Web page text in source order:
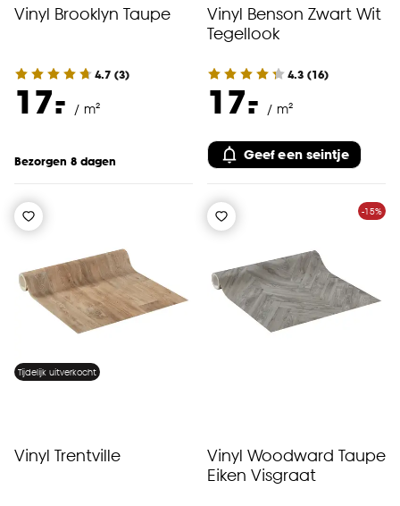
Vinyl Brooklyn Taupe
4.7 (3)
17.
- / m²
Bezorgen 8 dagen
Vinyl Benson Zwart Wit
Tegellook
4.3 (16)
17.
- / m²
Geef een seintje
Tijdelijk uitverkocht
Vinyl Trentville
-15%
Vinyl Woodward Taupe
Eiken Visgraat